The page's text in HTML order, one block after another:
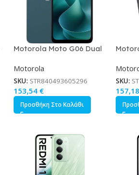
Motorola Moto G06 Dual
Motorola
SKU: STR840493605296
153,54 €
Προσθήκη Στο Καλάθι
SKU:
157,18